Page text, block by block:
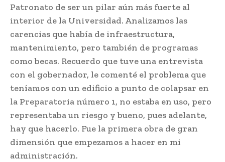
Patronato de ser un pilar aún más fuerte al
interior de la Universidad. Analizamos las
carencias que había de infraestructura,
mantenimiento, pero también de programas
como becas. Recuerdo que tuve una entrevista
con el gobernador, le comenté el problema que
teníamos con un edificio a punto de colapsar en
la Preparatoria número 1, no estaba en uso, pero
representaba un riesgo y bueno, pues adelante,
hay que hacerlo. Fue la primera obra de gran
dimensión que empezamos a hacer en mi
administración.